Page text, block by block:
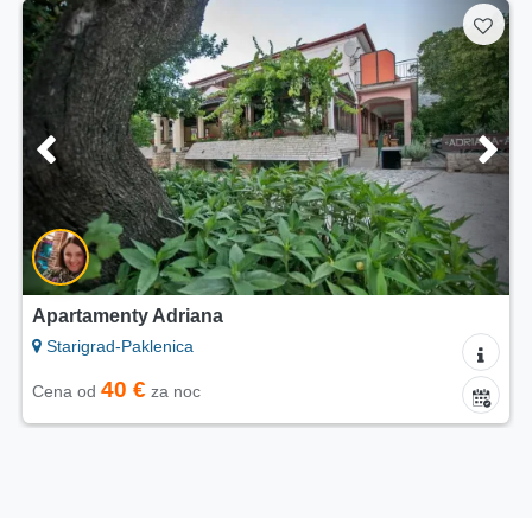
Kemping Adriana
Starigrad-Paklenica
Cena od